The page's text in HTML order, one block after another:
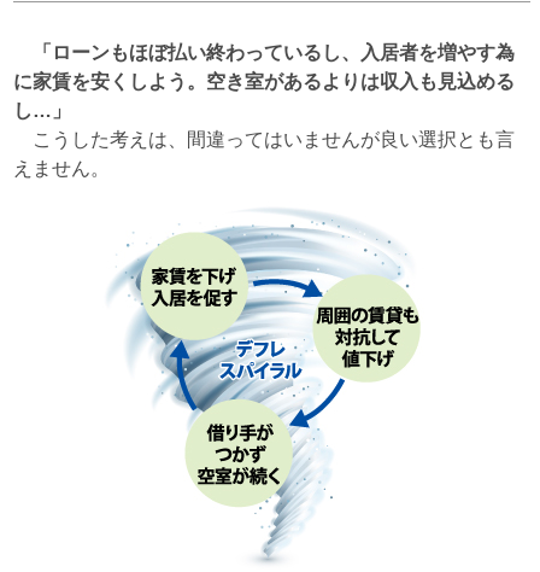
「ローンもほぼ払い終わっているし、入居者を増やす為
に家賃を安くしよう。空き室があるよりは収入も見込める
し…」
こうした考えは、間違ってはいませんが良い選択とも言
えません。